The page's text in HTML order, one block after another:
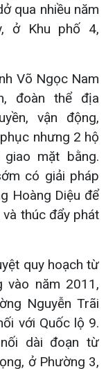
qua nhiều năm
ở Khu phố 4,
Võ Ngọc Nam
đoàn thể địa
vận động,
nhưng 2 hộ
mặt bằng.
có giải pháp
Hoàng Diệu để
thúc đẩy phát
quy hoạch từ
vào năm 2011,
Nguyễn Trãi
với Quốc lộ 9.
dài đoạn từ
ở Phường 3,